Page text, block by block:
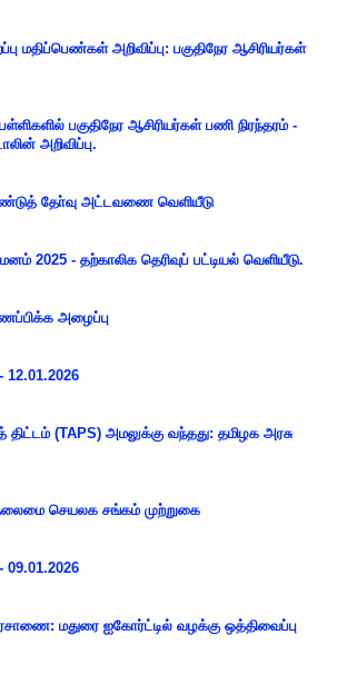
மதிப்பெண்கள் அறிவிப்பு: பகுதிநேர ஆசிரியர்கள்
பகுதிநேர ஆசிரியர்கள் பணி நிரந்தரம் -
அறிவிப்பு.
தோ்வு அட்டவணை வெளியீடு
2025 - தற்காலிக தெரிவுப் பட்டியல் வெளியீடு.
அழைப்பு
12.01.2026
திட்டம் (TAPS) அமலுக்கு வந்தது: தமிழக அரசு
தலைமை செயலக சங்கம் முற்றுகை
09.01.2026
மதுரை ஐகோர்ட்டில் வழக்கு ஒத்திவைப்பு